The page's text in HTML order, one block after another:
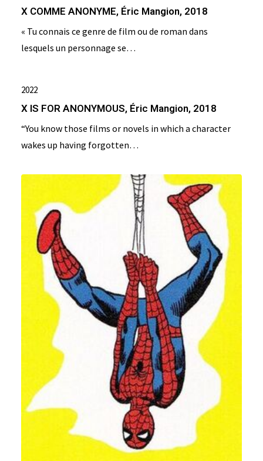
X COMME ANONYME, Éric Mangion, 2018
« Tu connais ce genre de film ou de roman dans
lesquels un personnage se…
2022
X IS FOR ANONYMOUS, Éric Mangion, 2018
“You know those films or novels in which a character
wakes up having forgotten…